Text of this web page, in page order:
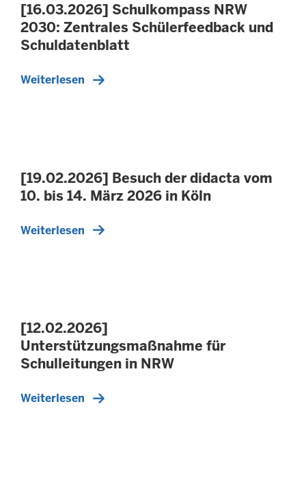
[16.03.2026] Schulkompass NRW
2030: Zentrales Schülerfeedback und
Schuldatenblatt
Weiterlesen
[19.02.2026] Besuch der didacta vom
10. bis 14. März 2026 in Köln
Weiterlesen
[12.02.2026]
Unterstützungsmaßnahme für
Schulleitungen in NRW
Weiterlesen